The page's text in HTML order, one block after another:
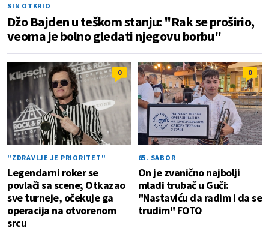
SIN OTKRIO
Džo Bajden u teškom stanju: "Rak se proširio,
veoma je bolno gledati njegovu borbu"
0
"ZDRAVLJE JE PRIORITET"
Legendarni roker se
povlači sa scene; Otkazao
sve turneje, očekuje ga
operacija na otvorenom
srcu
0
65. SABOR
On je zvanično najbolji
mladi trubač u Guči:
"Nastaviću da radim i da se
trudim" FOTO